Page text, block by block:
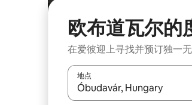
欧布道瓦尔的
在爱彼迎上寻找并预订独一
地点
如有搜索结果，请使用上下方